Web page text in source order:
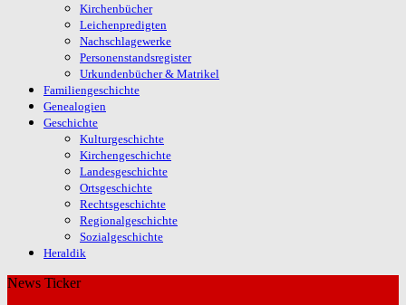
Kirchenbücher
Leichenpredigten
Nachschlagewerke
Personenstandsregister
Urkundenbücher & Matrikel
Familiengeschichte
Genealogien
Geschichte
Kulturgeschichte
Kirchengeschichte
Landesgeschichte
Ortsgeschichte
Rechtsgeschichte
Regionalgeschichte
Sozialgeschichte
Heraldik
News Ticker